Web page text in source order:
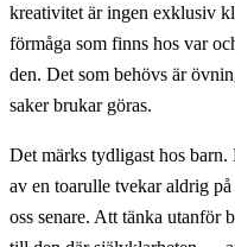
kreativitet är ingen exklusiv
förmåga som finns hos var
den. Det som behövs är
saker brukar göras.
Det märks tydligast hos
av en toarulle tvekar aldrig
oss senare. Att tänka utanför